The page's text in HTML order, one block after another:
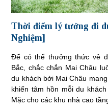
Thời điểm lý tưởng đi
Nghiệm]
Để có thể thưởng thức vẻ
Bắc, chắc chắn Mai Châu
du khách bởi Mai Châu
khiến tâm hồn mỗi du
Mặc cho các khu nhà cao